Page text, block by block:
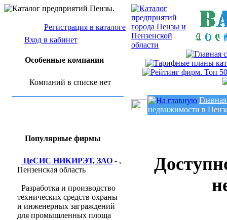
Регистрация в каталоге
Вход в кабинет
Особенные компании
Компаний в списке нет
Популярные фирмы
ЦеСИС НИКИРЭТ, ЗАО- ,
Пензенская область
Разработка и производство
технических средств охраны
и инженерных заграждений
для промышленных площа
Главная
недвижимости в